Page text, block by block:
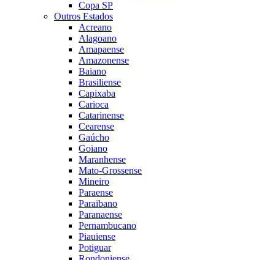
Copa SP
Outros Estados
Acreano
Alagoano
Amapaense
Amazonense
Baiano
Brasiliense
Capixaba
Carioca
Catarinense
Cearense
Gaúcho
Goiano
Maranhense
Mato-Grossense
Mineiro
Paraense
Paraibano
Paranaense
Pernambucano
Piauiense
Potiguar